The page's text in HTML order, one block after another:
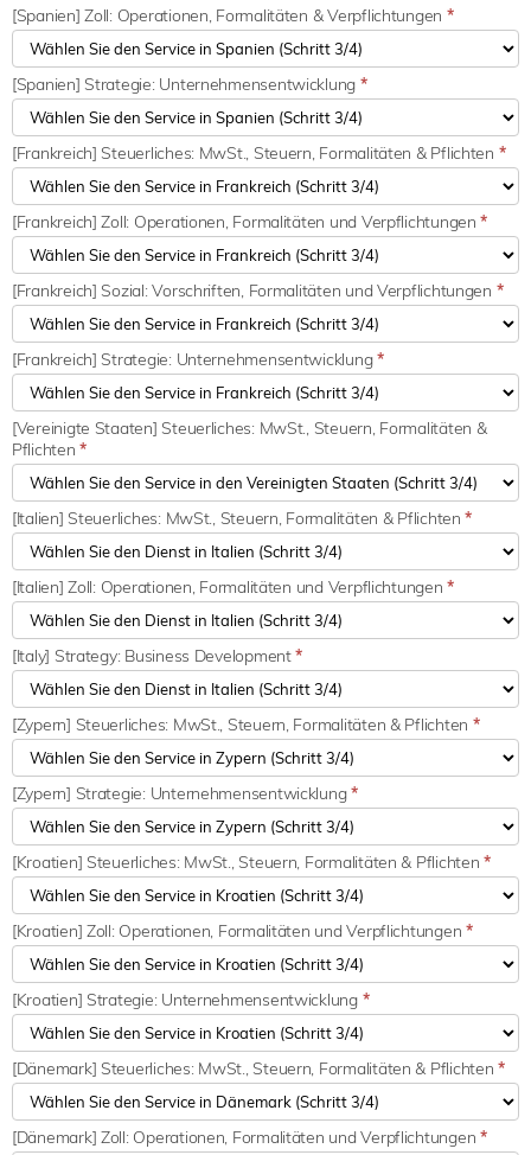
[Spanien] Zoll: Operationen, Formalitäten & Verpflichtungen *
[Spanien] Strategie: Unternehmensentwicklung *
[Frankreich] Steuerliches: MwSt., Steuern, Formalitäten & Pflichten *
[Frankreich] Zoll: Operationen, Formalitäten und Verpflichtungen*
[Frankreich] Sozial: Vorschriften, Formalitäten und Verpflichtungen *
[Frankreich] Strategie: Unternehmensentwicklung*
[Vereinigte Staaten] Steuerliches: MwSt., Steuern, Formalitäten &
Pflichten*
[Italien] Steuerliches: MwSt., Steuern, Formalitäten & Pflichten*
[Italien] Zoll: Operationen, Formalitäten und Verpflichtungen*
[Italy] Strategy: Business Development*
[Zypern] Steuerliches: MwSt., Steuern, Formalitäten & Pflichten *
[Zypern] Strategie: Unternehmensentwicklung*
[Kroatien] Steuerliches: MwSt., Steuern, Formalitäten & Pflichten*
[Kroatien] Zoll: Operationen, Formalitäten und Verpflichtungen *
[Kroatien] Strategie: Unternehmensentwicklung *
[Dänemark] Steuerliches: MwSt., Steuern, Formalitäten & Pflichten*
[Dänemark] Zoll: Operationen, Formalitäten und Verpflichtungen *